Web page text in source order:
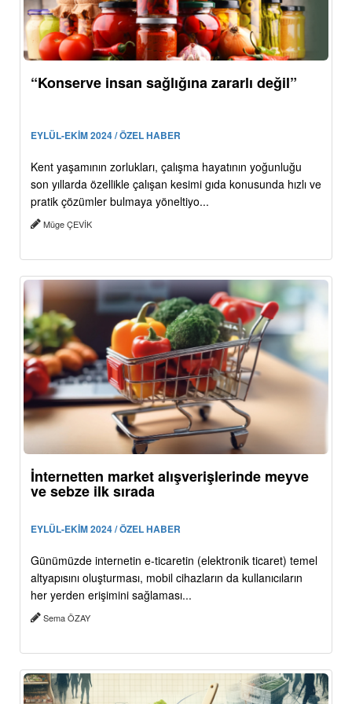
“Konserve insan sağlığına zararlı değil”
EYLÜL-EKİM 2024 / ÖZEL HABER
Kent yaşamının zorlukları, çalışma hayatının yoğunluğu
son yıllarda özellikle çalışan kesimi gıda konusunda hızlı ve
pratik çözümler bulmaya yöneltiyo...
Müge ÇEVİK
İnternetten market alışverişlerinde meyve
ve sebze ilk sırada
EYLÜL-EKİM 2024 / ÖZEL HABER
Günümüzde internetin e-ticaretin (elektronik ticaret) temel
altyapısını oluşturması, mobil cihazların da kullanıcıların
her yerden erişimini sağlaması...
Sema ÖZAY